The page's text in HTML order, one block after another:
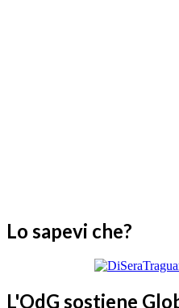
Lo sapevi che?
L'OdG sostiene